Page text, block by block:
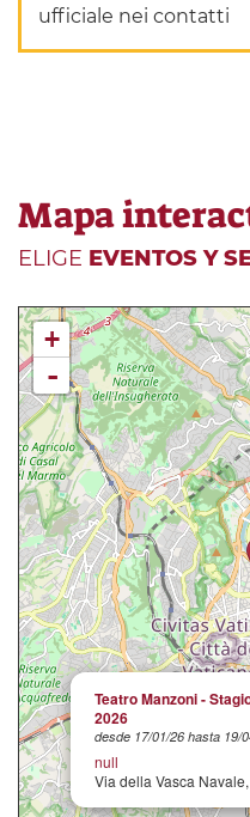
ufficiale nei contatti
Mapa
ELIGE EVENTOS Y
Teatro Manzoni -
2026
desde 17/01/26 hasta 19/
null
Via della Vasca
+
-